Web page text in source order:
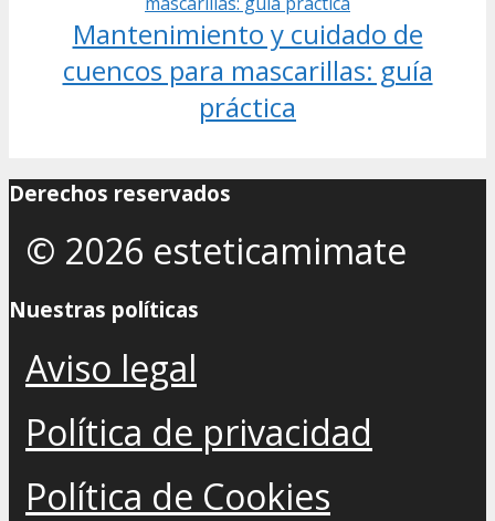
Mantenimiento y cuidado de
cuencos para mascarillas: guía
práctica
Derechos reservados
© 2026 esteticamimate
Nuestras políticas
Aviso legal
Política de privacidad
Política de Cookies